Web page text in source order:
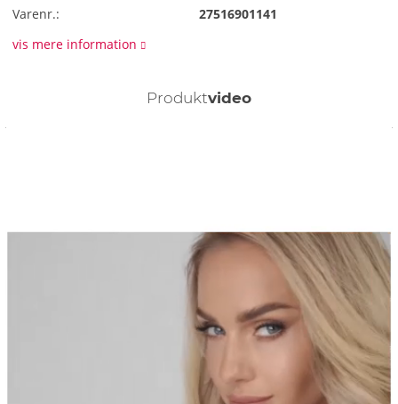
Varenr.:
27516901141
vis mere information
Produktvideo